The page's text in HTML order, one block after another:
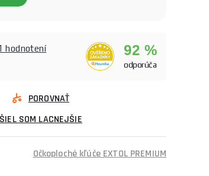
hodnotení
92 %
odporúča
POROVNAŤ
SOM LACNEJŠIE
Očkoploché kľúče EXTOL PREMIUM